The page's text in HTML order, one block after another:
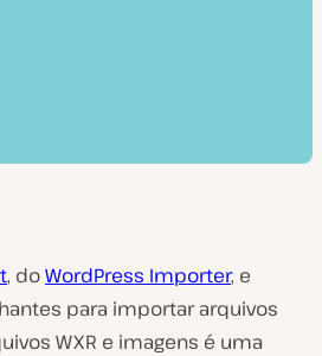
, doWordPress Importer, e
para importar arquivos
WXR e imagens é uma